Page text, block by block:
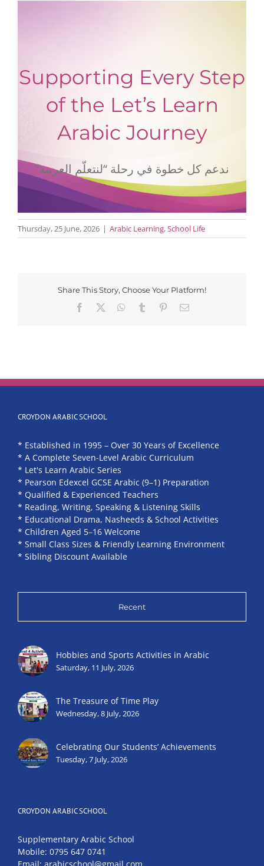
Supporting Every Step
of the Let’s Learn
Arabic Journey
ندعم كل خطوة في رحلة “لنتعلّم العربية”
Thursday, 25 June, 2026 | Arabic Learning,School Life
Share This Story, Choose Your Platform!
Facebook
WhatsApp
Tumblr PinterestEmail
CROYDON ARABIC SCHOOL
* Established in 1995 – Over 30 Years of Excellence
* A Complete Seven-Level Arabic Curriculum
* Let's Learn Arabic Series
* Pearson Edexcel GCSE Arabic (9–1) Preparation
* Qualified & Experienced Teachers
* Reading, Writing, Speaking & Listening Skills
* Educational Drama, Nasheeds & School Activities
* Children Aged 5–16 Welcome
* Small Class Sizes & Friendly Learning Environment
* Sibling Discount Available
Recent
Hobbies and Sports Activities in Arabic
Saturday, 11 July, 2026
The Treasure of Time Play
Wednesday, 8 July, 2026
Celebrating Our Students’ Achievements
Tuesday, 7 July, 2026
CROYDON ARABIC SCHOOL
Supplementary Arabic School
Mobile: 0795 647 0741